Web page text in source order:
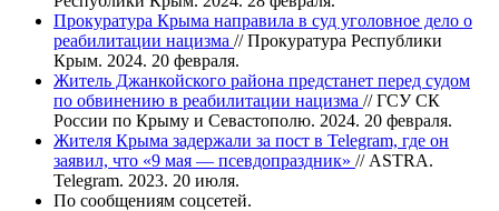
Прокуратура Крыма направила в суд уголовное дело о
реабилитации нацизма // Прокуратура Республики
Крым. 2024. 20 февраля.
Житель Джанкойского района предстанет перед судом
по обвинению в реабилитации нацизма // ГСУ СК
России по Крыму и Севастополю. 2024. 20 февраля.
Жителя Крыма задержали за пост в Telegram, где он
заявил, что «9 мая — псевдопраздник» // ASTRA.
Telegram. 2023. 20 июля.
По сообщениям соцсетей.